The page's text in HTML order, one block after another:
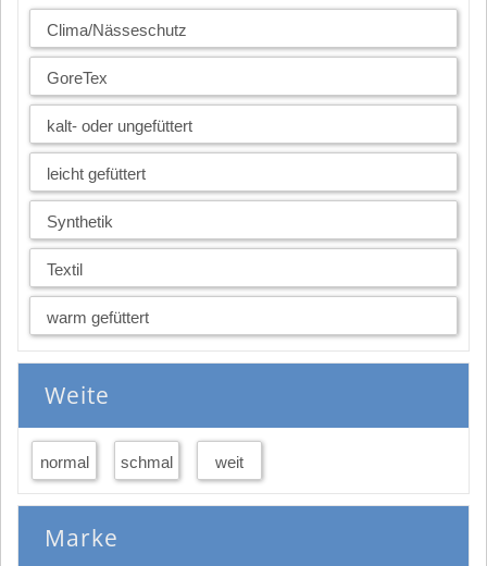
Clima/Nässeschutz
GoreTex
kalt- oder ungefüttert
leicht gefüttert
Synthetik
Textil
warm gefüttert
Weite
normal schmal weit
Marke